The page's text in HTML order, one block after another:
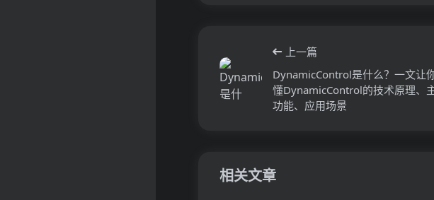
上一篇
DynamicControl是什么？一文让
懂DynamicControl的技术原理、
功能、应用场景
相关文章